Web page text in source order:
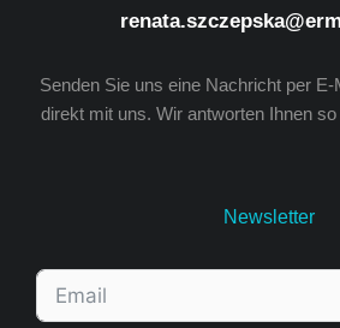
Senden Sie uns eine Nachricht per
direkt mit uns. Wir antworten Ihnen
Newsletter